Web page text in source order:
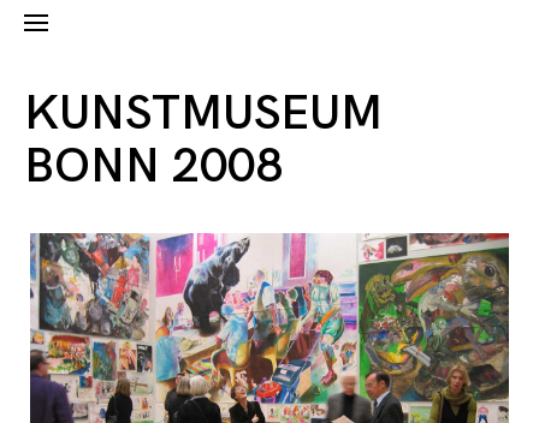
KUNSTMUSEUM
BONN 2008